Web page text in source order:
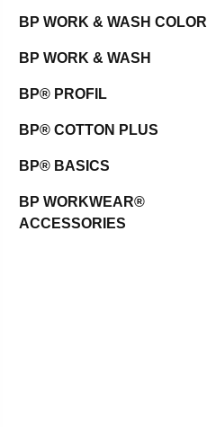
BP WORK & WASH COLOR
BP WORK & WASH
BP® PROFIL
BP® COTTON PLUS
BP® BASICS
BP WORKWEAR®
ACCESSORIES